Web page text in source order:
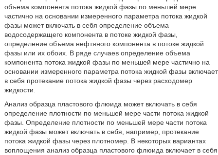
объема компонента потока жидкой фазы по меньшей мере
частично на основании измеренного параметра потока жидкой
фазы может включать в себя определение объема
водосодержащего компонента в потоке жидкой фазы,
определение объема нефтяного компонента в потоке жидкой
фазы или их обоих. В ряде случаев определение объема
компонента потока жидкой фазы по меньшей мере частично на
основании измеренного параметра потока жидкой фазы включает
в себя протекание потока жидкой фазы через расходомер
жидкости.
Анализ образца пластового флюида может включать в себя
определение плотности по меньшей мере части потока жидкой
фазы. Определение плотности по меньшей мере части потока
жидкой фазы может включать в себя, например, протекание
потока жидкой фазы через плотномер. В некоторых вариантах
воплощения анализ образца пластового флюида включает в себя